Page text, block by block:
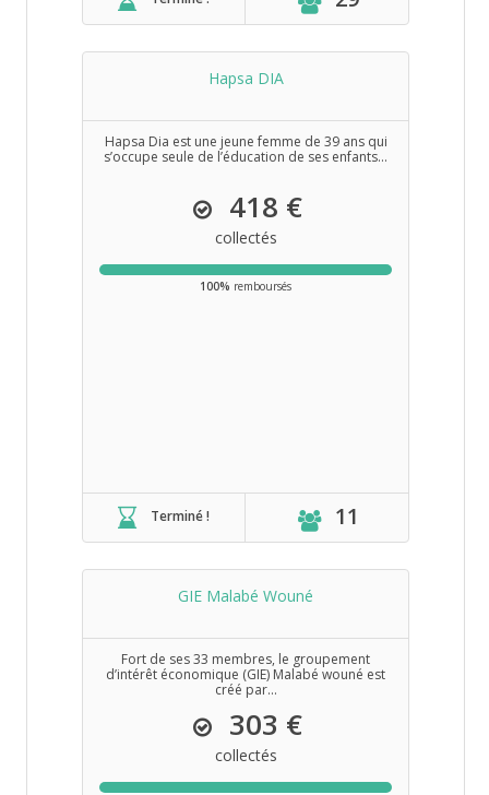
Hapsa DIA
Hapsa Dia est une jeune femme de 39 ans qui
s’occupe seule de l’éducation de ses enfants...
418 €
collectés
100% remboursés
Terminé ! 11
GIE Malabé Wouné
Fort de ses 33 membres, le groupement
d’intérêt économique (GIE) Malabé wouné est
créé par...
303 €
collectés